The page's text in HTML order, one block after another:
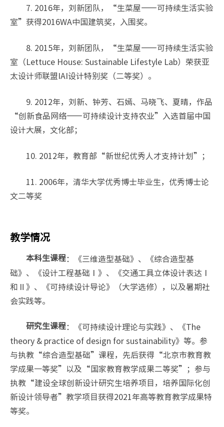
7. 2016年，刘新团队，“生菜屋——可持续生活实验
室”获得2016WA中国建筑奖，入围奖。
8. 2015年，刘新团队，“生菜屋——可持续生活实验
室（Lettuce House: Sustainable Lifestyle Lab）荣获亚
太设计师联盟IAI设计特别奖（二等奖）。
9. 2012年，刘新、钟芳、石嫣、马晓飞、夏晴，作品
“创新食品网络——可持续设计支持农业”入选首届中国
设计大展，文化部；
10. 2012年，教育部“新世纪优秀人才支持计划”；
11. 2006年，清华大学优秀博士毕业生，优秀博士论
文二等奖
教学情况
本科生课程：《三维造型基础》、《综合造型基
础》、《设计工程基础Ⅰ》、《交通工具立体设计表达Ⅰ
和Ⅱ》、《可持续设计导论》（大学选修），以及暑期社
会实践等。
研究生课程：《可持续设计理论与实践》、《The
theory & practice of design for sustainability》等。参
与执教“综合造型基础”课程，先后获得“北京市教育教
学成果一等奖”以及“国家教育教学成果二等奖”；参与
执教“建设全球创新设计研究生培养项目，培养国际化创
新设计领导者”教学项目获得2021年高等教育教学成果特
等奖。